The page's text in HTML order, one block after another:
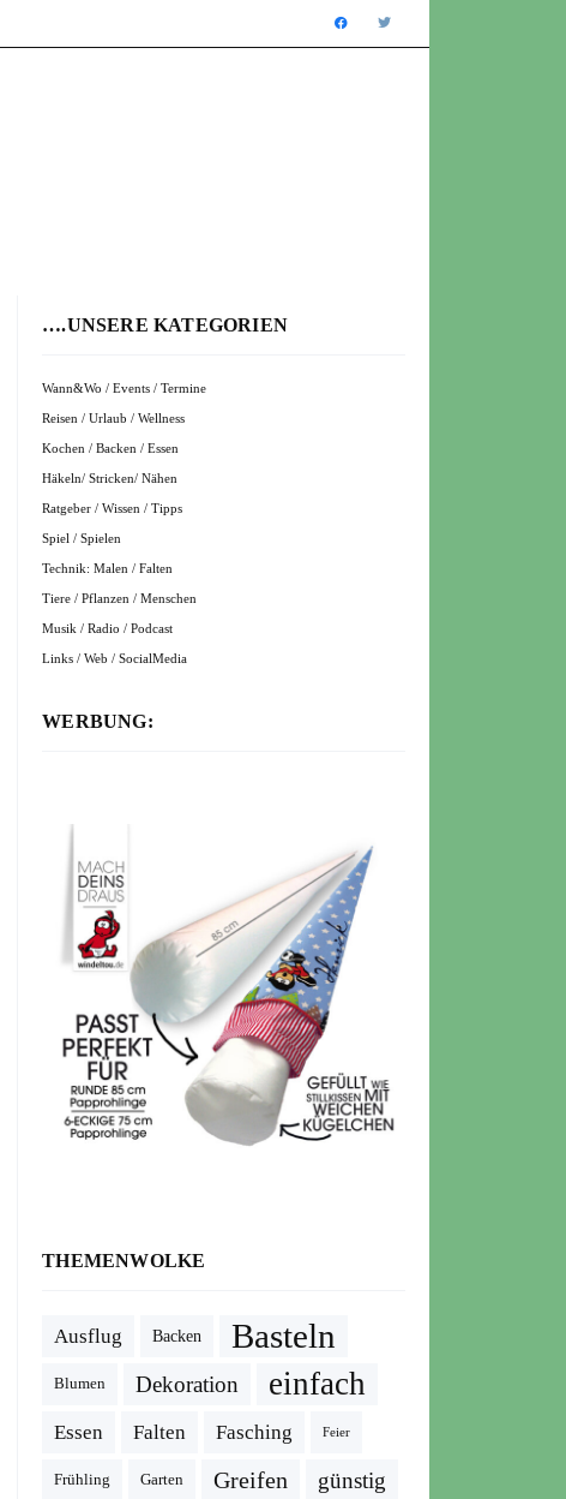
….UNSERE KATEGORIEN
Wann&Wo / Events / Termine
Reisen / Urlaub / Wellness
Kochen / Backen / Essen
Häkeln/ Stricken/ Nähen
Ratgeber / Wissen / Tipps
Spiel / Spielen
Technik: Malen / Falten
Tiere / Pflanzen / Menschen
Musik / Radio / Podcast
Links / Web / SocialMedia
WERBUNG:
THEMENWOLKE
Ausflug Backen Basteln
Blumen Dekoration einfach
Essen Falten Fasching Feier
Frühling Garten Greifen günstig